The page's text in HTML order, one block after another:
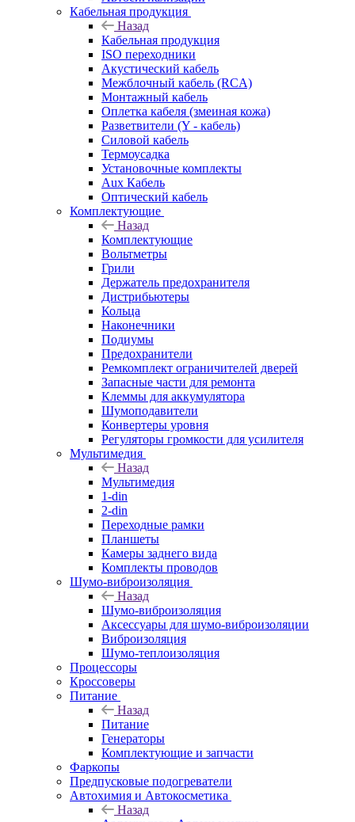
Кабельная продукция
Назад
Кабельная продукция
ISO переходники
Акустический кабель
Межблочный кабель (RCA)
Монтажный кабель
Оплетка кабеля (змеиная кожа)
Разветвители (Y - кабель)
Силовой кабель
Термоусадка
Установочные комплекты
Aux Кабель
Оптический кабель
Комплектующие
Назад
Комплектующие
Вольтметры
Грили
Держатель предохранителя
Дистрибьютеры
Кольца
Наконечники
Подиумы
Предохранители
Ремкомплект ограничителей дверей
Запасные части для ремонта
Клеммы для аккумулятора
Шумоподавители
Конвертеры уровня
Регуляторы громкости для усилителя
Мультимедия
Назад
Мультимедия
1-din
2-din
Переходные рамки
Планшеты
Камеры заднего вида
Комплекты проводов
Шумо-виброизоляция
Назад
Шумо-виброизоляция
Аксессуары для шумо-виброизоляции
Виброизоляция
Шумо-теплоизоляция
Процессоры
Кроссоверы
Питание
Назад
Питание
Генераторы
Комплектующие и запчасти
Фаркопы
Предпусковые подогреватели
Автохимия и Автокосметика
Назад